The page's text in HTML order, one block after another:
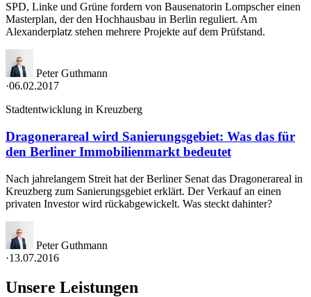
SPD, Linke und Grüne fordern von Bausenatorin Lompscher einen
Masterplan, der den Hochhausbau in Berlin reguliert. Am
Alexanderplatz stehen mehrere Projekte auf dem Prüfstand.
Peter Guthmann
·06.02.2017
Stadtentwicklung in Kreuzberg
Dragonerareal wird Sanierungsgebiet: Was das für
den Berliner Immobilienmarkt bedeutet
Nach jahrelangem Streit hat der Berliner Senat das Dragonerareal in
Kreuzberg zum Sanierungsgebiet erklärt. Der Verkauf an einen
privaten Investor wird rückabgewickelt. Was steckt dahinter?
Peter Guthmann
·13.07.2016
Unsere Leistungen